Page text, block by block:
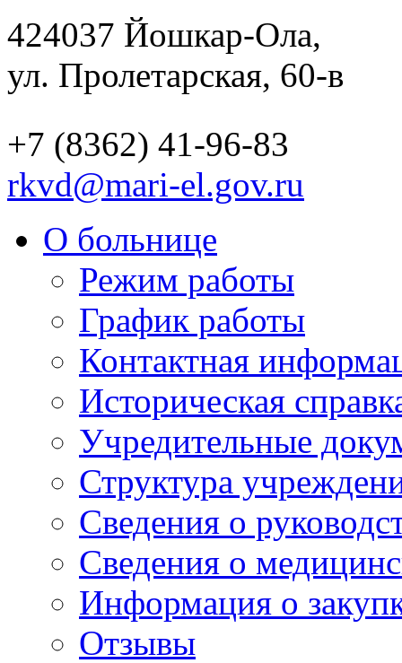
424037 Йошкар-Ола,
ул. Пролетарская, 60-в
+7 (8362) 41-96-83
rkvd@mari-el.gov.ru
О больнице
Режим работы
График работы
Контактная
Историческая
Учредительные
Структура
Сведения о
Сведения о
Информация о
Отзывы